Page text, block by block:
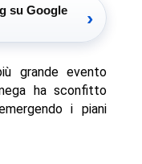
su Google
›
grande evento
ha sconfitto
i piani